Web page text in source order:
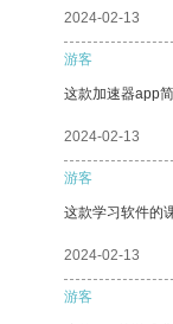
2024-02-13
游客
这款加速器app
2024-02-13
游客
这款学习软件的
2024-02-13
游客